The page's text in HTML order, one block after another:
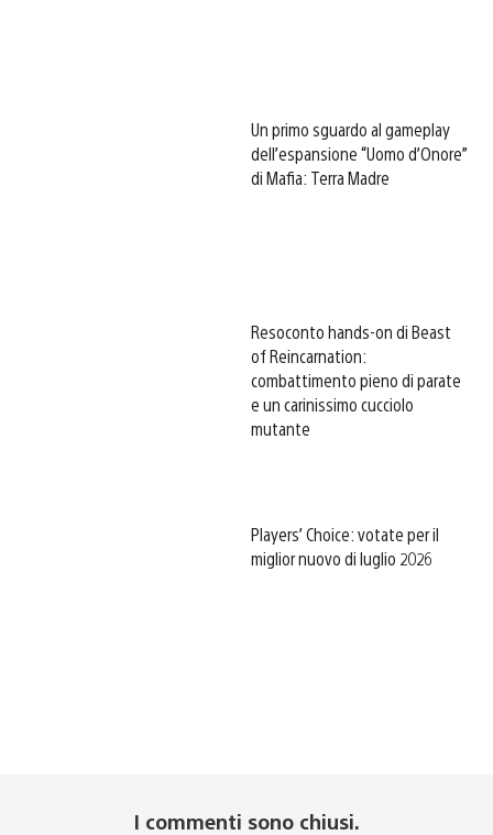
Un primo sguardo al gameplay
dell’espansione “Uomo d’Onore”
di Mafia: Terra Madre
Resoconto hands-on di Beast
of Reincarnation:
combattimento pieno di parate
e un carinissimo cucciolo
mutante
Players’ Choice: votate per il
miglior nuovo di luglio 2026
I commenti sono chiusi.